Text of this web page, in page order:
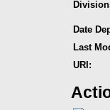
Date
Last
URI: